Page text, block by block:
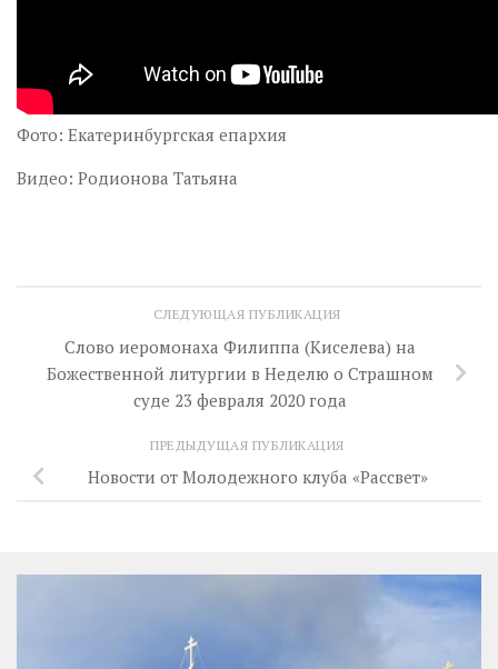
Фото: Екатеринбургская епархия
Видео: Родионова Татьяна
СЛЕДУЮЩАЯ ПУБЛИКАЦИЯ
Слово иеромонаха Филиппа (Киселева) на
Божественной литургии в Неделю о Страшном
суде 23 февраля 2020 года
ПРЕДЫДУЩАЯ ПУБЛИКАЦИЯ
Новости от Молодежного клуба «Рассвет»